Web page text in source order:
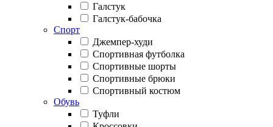
Галстук
Галстук-бабочка
Спорт
Джемпер-худи
Спортивная футболка
Спортивные шорты
Спортивные брюки
Спортивный костюм
Обувь
Туфли